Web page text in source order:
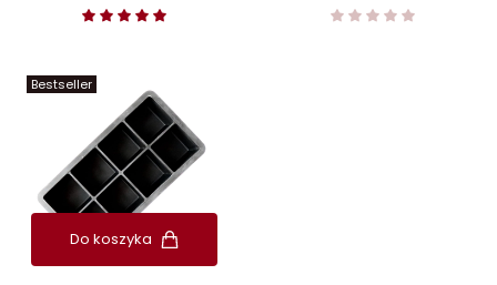
Bestseller
Do koszyka